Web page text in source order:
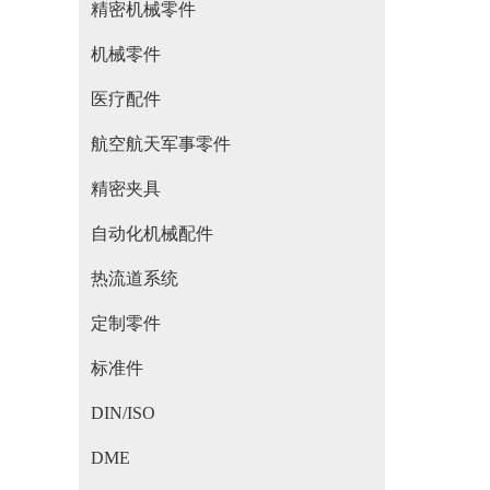
精密机械零件
机械零件
医疗配件
航空航天军事零件
精密夹具
自动化机械配件
热流道系统
定制零件
标准件
DIN/ISO
DME